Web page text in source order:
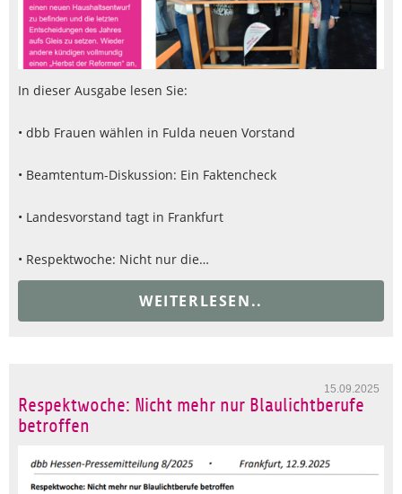
In dieser Ausgabe lesen Sie:
• dbb Frauen wählen in Fulda neuen Vorstand
• Beamtentum-Diskussion: Ein Faktencheck
• Landesvorstand tagt in Frankfurt
• Respektwoche: Nicht nur die…
WEITERLESEN..
15.09.2025
Respektwoche: Nicht mehr nur Blaulichtberufe
betroffen